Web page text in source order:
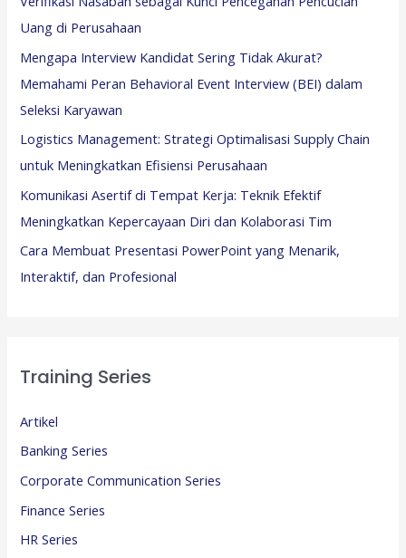
Uang di Perusahaan
Mengapa Interview Kandidat Sering Tidak Akurat?
Memahami Peran Behavioral Event Interview (BEI) dalam
Seleksi Karyawan
Logistics Management: Strategi Optimalisasi Supply Chain
untuk Meningkatkan Efisiensi Perusahaan
Komunikasi Asertif di Tempat Kerja: Teknik Efektif
Meningkatkan Kepercayaan Diri dan Kolaborasi Tim
Cara Membuat Presentasi PowerPoint yang Menarik,
Interaktif, dan Profesional
Training Series
Artikel
Banking Series
Corporate Communication Series
Finance Series
HR Series